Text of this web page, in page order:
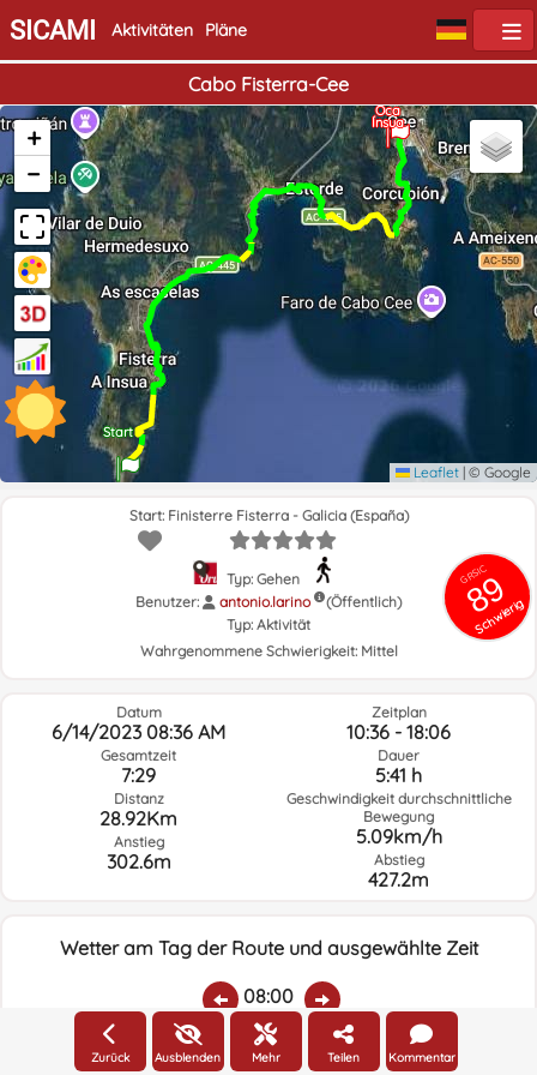
SICAMI Aktivitäten Pläne
Cabo Fisterra-Cee
Start
Oca
Ínsua
+
−
Leaflet | © Google
GRSIC
89
Schwierig
Start: Finisterre Fisterra - Galicia (España)
Typ: Gehen
Benutzer:
antonio.larino
(Öffentlich)
Typ: Aktivität
Wahrgenommene Schwierigkeit: Mittel
Datum
6/14/2023 08:36 AM
Gesamtzeit
7:29
Distanz
28.92Km
Anstieg
302.6m
Zeitplan
10:36 - 18:06
Dauer
5:41 h
Geschwindigkeit durchschnittliche
Bewegung
5.09km/h
Abstieg
427.2m
Wetter am Tag der Route und ausgewählte Zeit
08:00
Regen:
Durchschnittliche
Geschwindigkeit
Windrichtung
Zurück Ausblenden Mehr Teilen Kommentar